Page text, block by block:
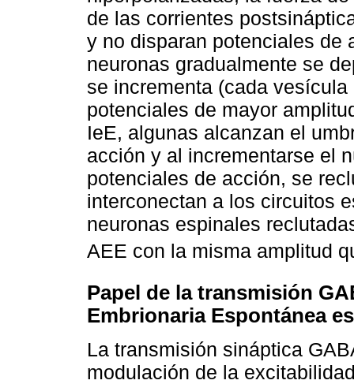
de las corrientes
y no disparan potenciales de
neuronas gradualmente se
se incrementa (cada
potenciales de mayor
IeE, algunas alcanzan el
acción y al incrementarse el
potenciales de acción, se
interconectan a los circuitos
neuronas espinales
AEE con la misma amplitud
Papel de la transmisión
Embrionaria Espontánea
La transmisión sináptica
modulación de la